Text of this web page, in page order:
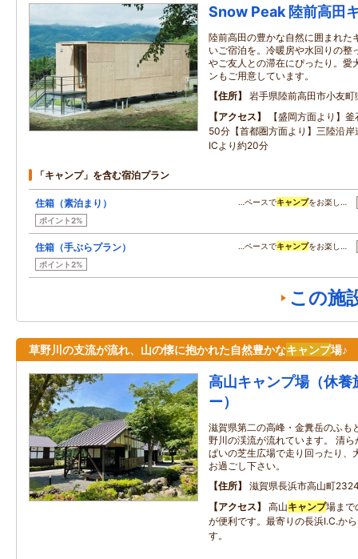
Snow Peak 陸前高田
陸前高田の豊かな自然に囲まれた
いご宿泊を。冷暖房や水回りの整
やご友人との滞在にぴったり。愛
ンもご用意しています。
住所
岩手県陸前高田市小友
アクセス
【盛岡方面より】
50分【首都圏方面より】三陸沿
ICより約20分
「キャンプ」を含む宿泊プラン
住箱（素泊まり）
ポイント2%
…ペースでキャンプをお楽し…
住箱（手ぶらプラン）
ポイント2%
…ペースでキャンプをお楽し…
この施
草野川の支流が流れ、山の懐に抱かれた自然豊かなキャンプ場♪
高山キャンプ場（休養
ー）
滋賀県第二の高峰・金糞岳のふも
野川の渓流が流れています。 清
ぱいの芝生広場で走り回ったり、
お過ごし下さい。
住所
滋賀県長浜市高山町
アクセス
高山キャンプ場まで
が便利です。最寄りの長浜I.C.か
す。